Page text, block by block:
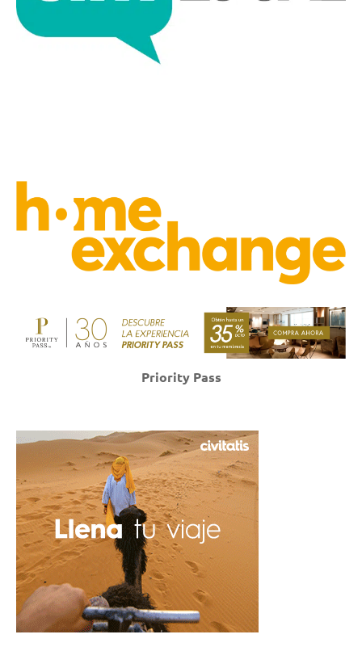
Priority Pass